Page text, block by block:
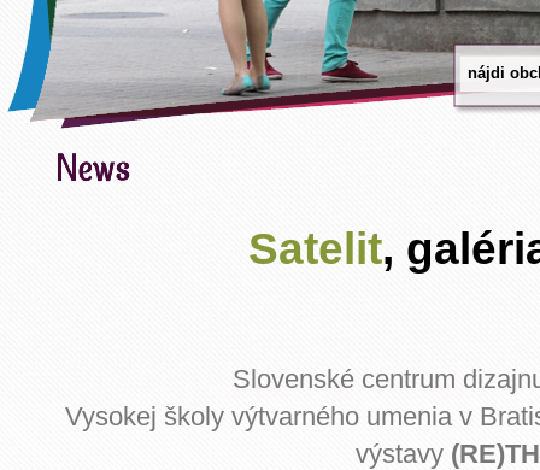
Satelit,
Slovenské centrum
Vysokej školy výtvarného umenia v
výstavy